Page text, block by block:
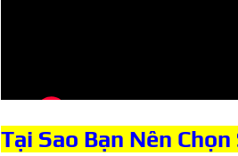
Tại Sao Bạn Nên